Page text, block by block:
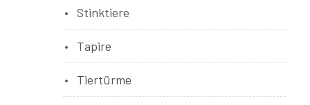
Stinktiere
Tapire
Tiertürme